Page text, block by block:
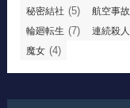
秘密結社 (5) 航空事故
輪廻転生 (7) 連続殺人
魔女 (4)